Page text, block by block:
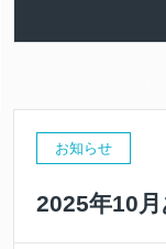
お知らせ
2025年10